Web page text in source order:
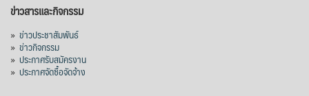
ข่าวสารและกิจกรรม
» ข่าวประชาสัมพันธ์
» ข่าวกิจกรรม
» ประกาศรับสมัครงาน
» ประกาศจัดซื้อจัดจ้าง